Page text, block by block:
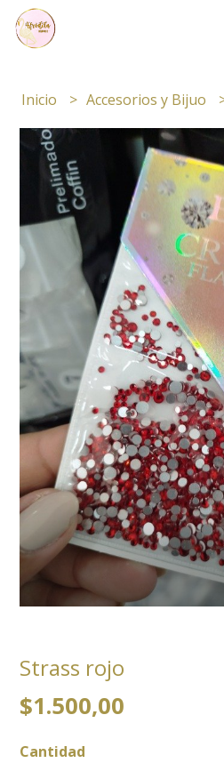
Inicio Accesorios y Bijuo
Strass rojo
$1.500,00
Cantidad